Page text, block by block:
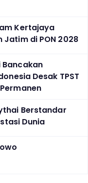
Kertajaya
Jatim di PON 2028
Desak TPST
Berstandar
Dunia